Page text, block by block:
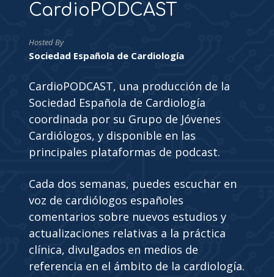
CardioPODCAST
Hosted By
Sociedad Española de Cardiología
CardioPODCAST, una producción de la
Sociedad Española de Cardiología
coordinada por su Grupo de Jóvenes
Cardiólogos, y disponible en las
principales plataformas de podcast.
Cada dos semanas, puedes escuchar en
voz de cardiólogos españoles
comentarios sobre nuevos estudios y
actualizaciones relativas a la práctica
clínica, divulgados en medios de
referencia en el ámbito de la cardiología.